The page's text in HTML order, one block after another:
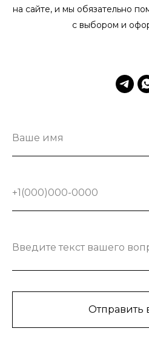
на сайте, и мы обязательно
с выбором и
Ваше имя
+1(000)000-0000
Введите текст вашего
Отправить